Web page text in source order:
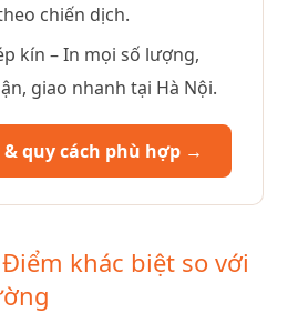
chiến dịch.
kín – In mọi số lượng,
giao nhanh tại Hà Nội.
& quy cách phù hợp →
khác biệt so với